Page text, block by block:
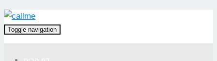
Toggle navigation